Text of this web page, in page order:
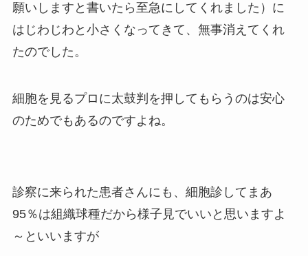
願いしますと書いたら至急にしてくれました）に
はじわじわと小さくなってきて、無事消えてくれ
たのでした。
細胞を見るプロに太鼓判を押してもらうのは安心
のためでもあるのですよね。
診察に来られた患者さんにも、細胞診してまあ
95％は組織球種だから様子見でいいと思いますよ
～といいますが